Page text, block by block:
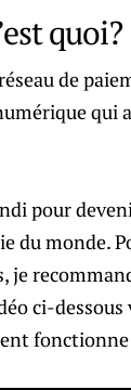
quoi?
de
qui
pour
du monde.
je
ci-